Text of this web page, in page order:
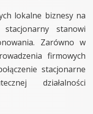
lokalne biznesy na
stacjonarny stanowi
Zarówno w
firmowych
stacjonarne
działalności